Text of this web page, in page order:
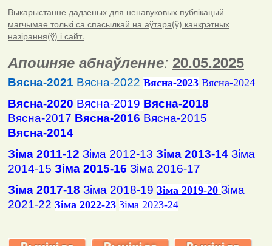
Выкарыстанне дадзеных для ненавуковых публікацый
магчымае толькі са спасылкай на аўтара(ў) канкрэтных
назірання(ў) і сайт.
Апошняе абнаўленне: 20.05.2025
Вясна-2021 Вясна-2022 Вясна-2023 Вясна-2024
Вясна-2020 Вясна-2019 Вясна-2018
Вясна-2017 Вясна-2016 Вясна-2015
Вясна-2014
Зіма 2011-12 Зіма 2012-13 Зіма 2013-14 Зіма
2014-15 Зіма 2015-16 Зіма 2016-17
Зіма 2017-18 Зіма 2018-19 Зіма 2019-20 Зіма
2021-22 Зіма 2022-23 Зіма 2023-24